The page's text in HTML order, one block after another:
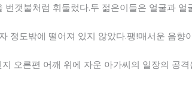
번갯불처럼 휘둘렀다.두 젊은이들은 얼굴과 얼
정도밖에 떨어져 있지 않았다.팽!매서운 음향
오른편 어깨 위에 자운 아가씨의 일장의 공